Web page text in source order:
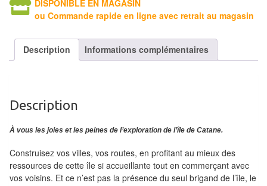
d'échecs
en
en
Tables
Accessoires
DISPONIBLE EN MAGASIN
ou Commande rapide en ligne avec retrait au magasin
Description Informations complémentaires
Description
À vous les joies et les peines de l’exploration de l’île de Catane.
Construisez vos villes, vos routes, en profitant au mieux des
ressources de cette île si accueillante tout en commerçant avec
vos voisins. Et ce n’est pas la présence du seul brigand de l’île, le